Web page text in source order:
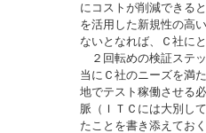
にコストが削減できる
を活用した新規性の高
ないとなれば、Ｃ社に
２回転めの検証ステ
当にＣ社のニーズを満
地でテスト稼働させる
脈（ＩＴＣには大別し
たことを書き添えておく